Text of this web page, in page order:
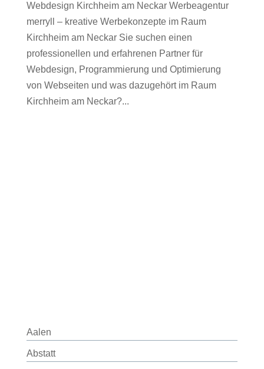
Webdesign Kirchheim am Neckar Werbeagentur
merryll – kreative Werbekonzepte im Raum
Kirchheim am Neckar Sie suchen einen
professionellen und erfahrenen Partner für
Webdesign, Programmierung und Optimierung
von Webseiten und was dazugehört im Raum
Kirchheim am Neckar?...
Aalen
Abstatt